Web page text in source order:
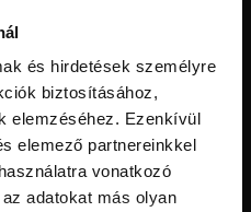
és hirdetések személyre
biztosításához,
elemzéséhez. Ezenkívül
elemező partnereinkkel
vonatkozó
adatokat más olyan
Feliratkozás
feldolgozásához üzleti
éven felüli személyek számára